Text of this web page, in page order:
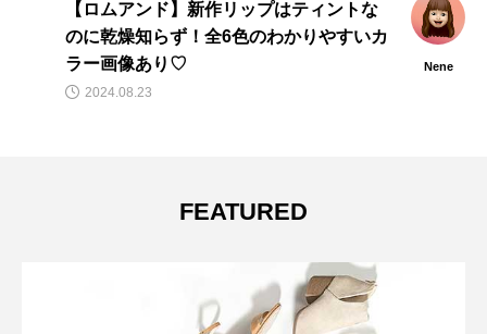
【ロムアンド】新作リップはティントな
のに乾燥知らず！全6色のわかりやすいカ
ラー画像あり♡
Nene
2024.08.23
FEATURED